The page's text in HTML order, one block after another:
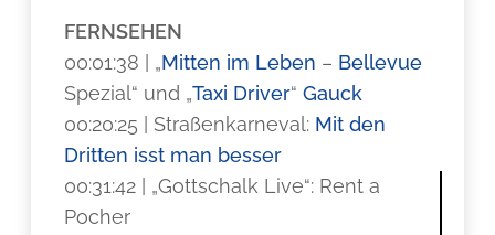
FERNSEHEN
00:01:38 | „Mitten im Leben – Bellevue
Spezial“ und „Taxi Driver“Gauck
00:20:25 | Straßenkarneval: Mit den
Dritten isst man besser
00:31:42 | „Gottschalk Live“: Rent a
Pocher